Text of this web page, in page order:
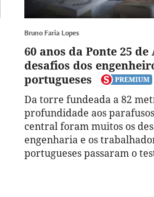
Bruno Faria Lopes
60 anos da Ponte 25
desafios dos
portugueses
Da torre fundeada a 82
profundidade aos
central foram muitos os
engenharia e os
portugueses passaram o